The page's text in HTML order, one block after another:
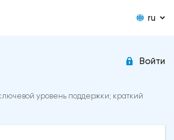
ru
Войти
уровень поддержки; краткий